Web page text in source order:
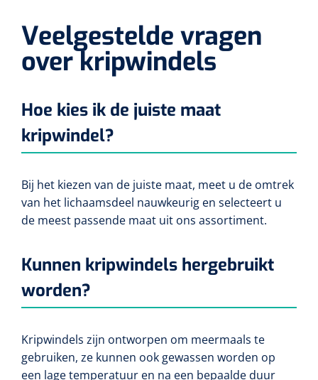
Alginaten
Diversen
Nierbekken
Wondreinigers
Veelgestelde vragen
over kripwindels
Hoe kies ik de juiste maat
kripwindel?
Bij het kiezen van de juiste maat, meet u de omtrek
van het lichaamsdeel nauwkeurig en selecteert u
de meest passende maat uit ons assortiment.
Kunnen kripwindels hergebruikt
worden?
Kripwindels zijn ontworpen om meermaals te
gebruiken, ze kunnen ook gewassen worden op
een lage temperatuur en na een bepaalde duur